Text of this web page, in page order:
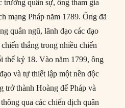
trường quân sự, ông tham gia
mạng Pháp năm 1789. Ông đã
quân ngũ, lãnh đạo các đạo
thắng trong nhiều chiến
thế kỷ 18. Vào năm 1799, ông
và tự thiết lập một nền độc
trở thành Hoàng đế Pháp và
qua các chiến dịch quân